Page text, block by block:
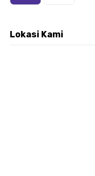
Lokasi Kami